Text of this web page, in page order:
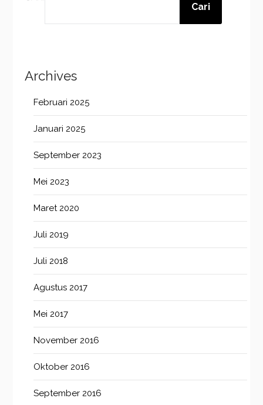
Cari
Archives
Februari 2025
Januari 2025
September 2023
Mei 2023
Maret 2020
Juli 2019
Juli 2018
Agustus 2017
Mei 2017
November 2016
Oktober 2016
September 2016